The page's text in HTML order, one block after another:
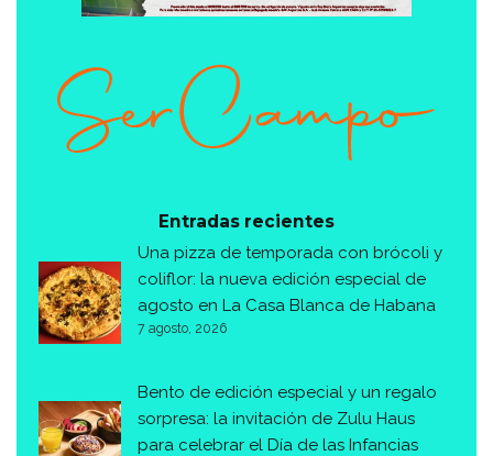
Entradas recientes
Una pizza de temporada con brócoli y
coliflor: la nueva edición especial de
agosto en La Casa Blanca de Habana
7 agosto, 2026
Bento de edición especial y un regalo
sorpresa: la invitación de Zulu Haus
para celebrar el Día de las Infancias